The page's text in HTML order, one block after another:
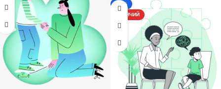
-13%
ГОРЯЧИЙ